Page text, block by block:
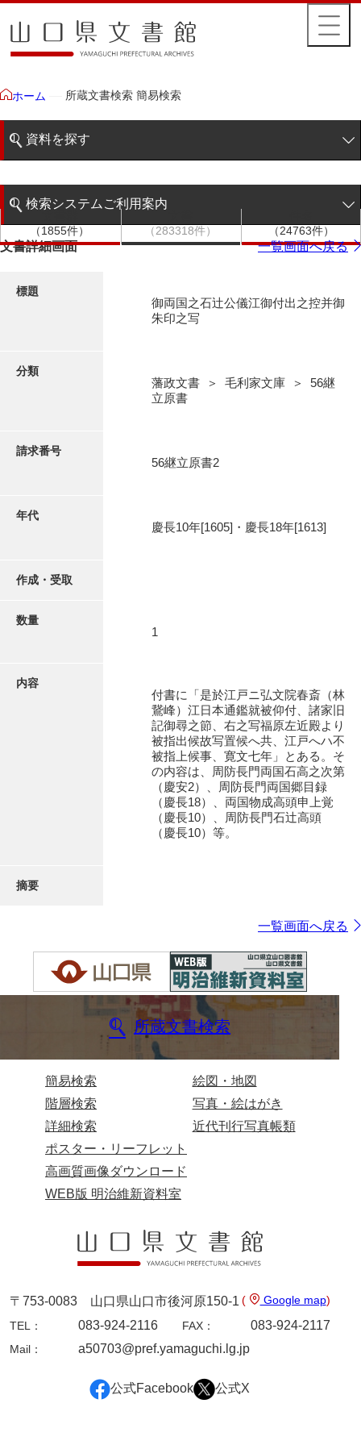
ホーム 所蔵文書検索 簡易検索
資料を探す
階層検索
写真・絵はがき
高画質画像ダウンロード
検索システムご利用案内
検索システムの利用について
（1855件）
（283318件）
（24763件）
文書詳細画面 一覧画面へ戻る
標題
御両国之石辻公儀江御付出之控并御
朱印之写
分類
藩政文書 ＞ 毛利家文庫 ＞ 56継
立原書
請求番号
56継立原書2
年代
慶長10年[1605]・慶長18年[1613]
作成・受取
数量
1
内容
付書に「是於江戸ニ弘文院春斎（林
鵞峰）江日本通鑑就被仰付、諸家旧
記御尋之節、右之写福原左近殿より
被指出候故写置候へ共、江戸へハ不
被指上候事、寛文七年」とある。そ
の内容は、周防長門両国石高之次第
（慶安2）、周防長門両国郷目録
（慶長18）、両国物成高頭申上覚
（慶長10）、周防長門石辻高頭
（慶長10）等。
摘要
一覧画面へ戻る
所蔵文書検索
簡易検索
階層検索
詳細検索
絵図・地図
写真・絵はがき
近代刊行写真帳類
ポスター・リーフレット
高画質画像ダウンロード
WEB版 明治維新資料室
〒753-0083 山口県山口市後河原150-1 ( Google map)
TEL：
083-924-2116 FAX： 083-924-2117
Mail： a50703@pref.yamaguchi.lg.jp
公式Facebook 公式X